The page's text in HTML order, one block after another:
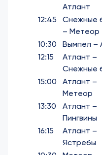
Атлант
12:45
Снежные
– Метеор
10:30 Вымпел –
12:15
Атлант –
Снежные
15:00
Атлант –
Метеор
13:30
Атлант –
Пингвины
16:15
Атлант –
Ястребы